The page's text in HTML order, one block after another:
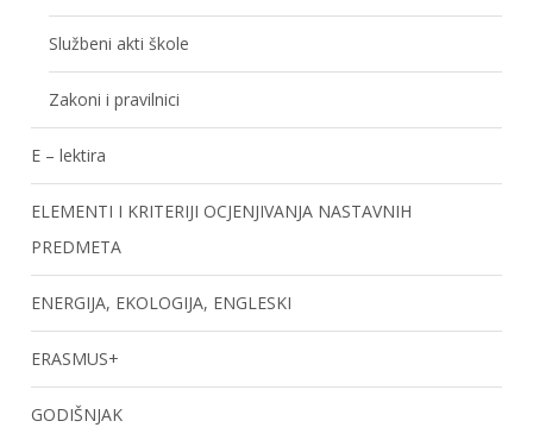
Službeni akti škole
Zakoni i pravilnici
E – lektira
ELEMENTI I KRITERIJI OCJENJIVANJA NASTAVNIH
PREDMETA
ENERGIJA, EKOLOGIJA, ENGLESKI
ERASMUS+
GODIŠNJAK